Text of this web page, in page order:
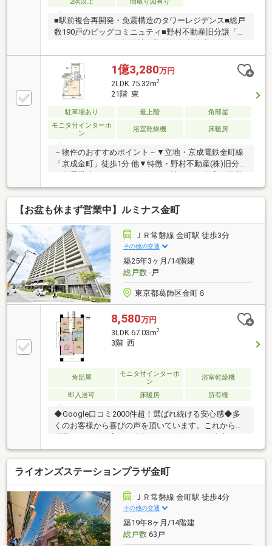
■駅前複合再開発・免震構造のタワーレジデンス■総戸
数190戸のビッグコミニュティ■野村不動産旧分譲「プ
ラウド」シリーズ■旧分譲：野村不動産株式会社
施工：戸田建設株式会社■JR常磐線「金町」駅徒歩2分
■2021年6月竣工・〈21階建・6階部分〉■ホテルライ
クな内廊下設計■専有面積73.68m2＜3LDK+2WIC+SIC
＞■各居室収納あり
1億3,280万円
2LDK 75.32m2
21階 東
駐車場あり 最上階
角部屋
モニタ付インターホ
ン
浴室乾燥機 床暖房
－物件のおすすめポイント－▼立地・京成電鉄金町線
「京成金町」徒歩1分 他▼特徴・野村不動産(株)旧分譲
の免震構造タワー・LDKは約20.0帖・LD・洋室の天井
高約2.8mと開放感有・SIC・WIC等、随所に収納有・L
字型バルコニー付▼設備・床暖房(LD一部)・ディスポ
ーザー・食洗機・ミストサウナ付浴室暖房乾燥機・宅
配ボックス▼周辺環境・マルエツ金町店 徒歩1分(約
40m)※管理員勤務形態／週7日8:00～17:00(警備員24時
間勤務)■ ご希望の住まい探しをお手伝いします
━━━━━・・・物件の詳細・ご相談はお気軽にお問
い合わせください。
【お盆も休まず営業中】ルミナス金町
ＪＲ常磐線 金町駅 徒歩3分
その他の交通
築25年3ヶ月/14階建
総戸数-戸
東京都葛飾区金町６
8,580万円
3LDK 67.03m2
3階 西
角部屋
モニタ付インターホ
ン
浴室乾燥機
即入居可 床暖房 所有権
◆Google口コミ2000件超！選ばれ続ける安心感◆多
くのお客様から喜びの声を頂いています。これからも
満足されるご提案で、素敵な住まい探しをお約束しま
す。◆購入はゴールではなく幸せな未来へのスタート
◆住み始めてからの不安や悩みも、TOHO HOUSE
CLUBが将来サポート。お客様一人ひとりの安心を守る
ため、いつもずっと人生に寄り添い、豊かな未来を支
え続けます。◆ローン相談大歓迎！頭金0円からの購
入も可能◆将来のライフイベントを見据え、無理のな
い資金計画をプロがアドバイス。お問合せは【資料請
求】又は【フリーダイヤル】へお気軽にお問い合わせ
ください。
ライオンズステーションプラザ金町
ＪＲ常磐線 金町駅 徒歩4分
その他の交通
築19年8ヶ月/14階建
総戸数63戸